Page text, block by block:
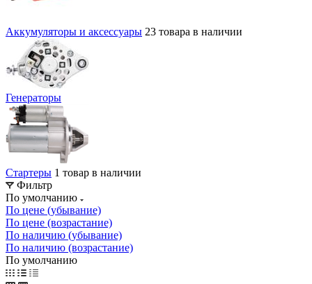
Аккумуляторы и аксессуары 23 товара в наличии
Генераторы
Стартеры 1 товар в наличии
Фильтр
По умолчанию
По цене (убывание)
По цене (возрастание)
По наличию (убывание)
По наличию (возрастание)
По умолчанию